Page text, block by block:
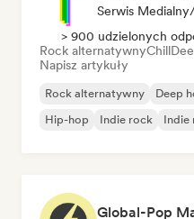
Serwis
> 900 udzielonych
Rock alternatywnyChill
Napisz artykuły
Rock alternatywny Deep
Hip-hop
Indie rock Indie
Global-Pop